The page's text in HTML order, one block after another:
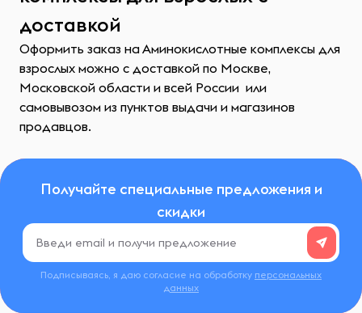
доставкой
Оформить заказ на Аминокислотные комплексы для
взрослых можно с доставкой по Москве,
Московской области и всей России или
самовывозом из пунктов выдачи и магазинов
продавцов.
Получайте специальные предложения и
скидки
Подписываясь, я даю согласие на обработку персональных
данных